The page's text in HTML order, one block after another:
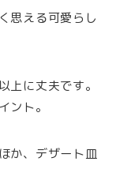
思える可愛らし
上に丈夫です。
ント。
か、デザート皿